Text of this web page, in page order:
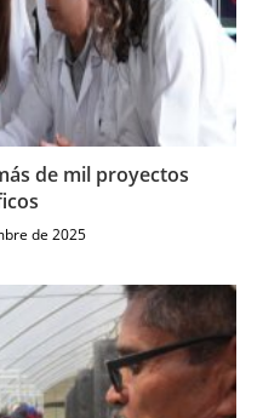
de mil proyectos
de 2025